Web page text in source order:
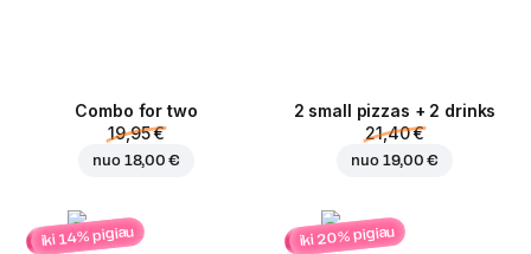
Combo for two
19,95 €
nuo 18,00 €
2 small pizzas + 2 drinks
21,40 €
nuo 19,00 €
iki 14% pigiau iki 20% pigiau